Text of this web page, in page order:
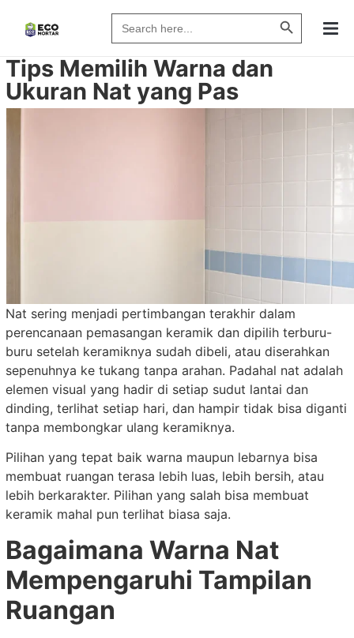
Search
for:
Search
Tips Memilih Warna dan
Ukuran Nat yang Pas
Nat sering menjadi pertimbangan terakhir dalam
perencanaan pemasangan keramik dan dipilih terburu-
buru setelah keramiknya sudah dibeli, atau diserahkan
sepenuhnya ke tukang tanpa arahan. Padahal nat adalah
elemen visual yang hadir di setiap sudut lantai dan
dinding, terlihat setiap hari, dan hampir tidak bisa diganti
tanpa membongkar ulang keramiknya.
Pilihan yang tepat baik warna maupun lebarnya bisa
membuat ruangan terasa lebih luas, lebih bersih, atau
lebih berkarakter. Pilihan yang salah bisa membuat
keramik mahal pun terlihat biasa saja.
Bagaimana Warna Nat
Mempengaruhi Tampilan
Ruangan